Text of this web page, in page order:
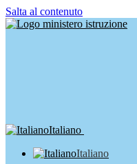
Salta al contenuto
Italiano
Italiano